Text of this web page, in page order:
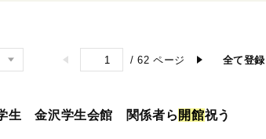
/ 62 ページ 全て登録
生 金沢学生会館 関係者ら 開館祝う